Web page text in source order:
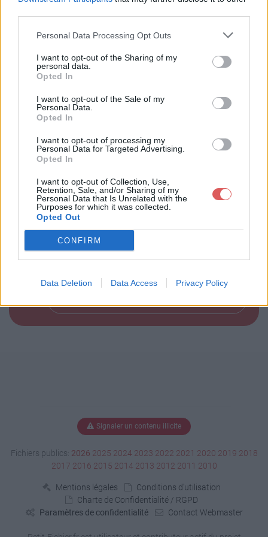
Personal Data Processing Opt Outs
I want to opt-out of the Sharing of my
personal data.
Opted In
I want to opt-out of the Sale of my
Personal Data.
Opted In
I want to opt-out of processing my
Personal Data for Targeted Advertising.
Opted In
I want to opt-out of Collection, Use,
Retention, Sale, and/or Sharing of my
Personal Data that Is Unrelated with the
Purposes for which it was collected.
Opted Out
CONFIRM
Data Deletion Data Access Privacy Policy
Partager le fichier Tiranok.zip sur
le Web et les réseaux sociaux:
Télécharger le fichier Tiranok.zip
Télécharger Tiranok.zip
Signaler un contenu illicite
Fichiers publics: 2026 2025 2024 2023 2022 2021 2020 2019 2018
2017 2016 2015 2014 2013 2012 2011 2010
Mentions légales
Conditions d'utilisation
Charte de Confidentialité / RGPD
Paramètres de confidentialité
Contact Webmaster